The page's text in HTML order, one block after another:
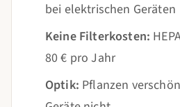
bei elektrischen Geräten
Keine Filterkosten:
80 € pro Jahr
Optik: Pflanzen